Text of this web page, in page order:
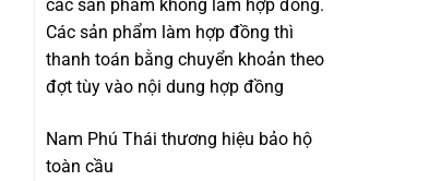
các sản phẩm không làm hợp đồng.
Các sản phẩm làm hợp đồng thì
thanh toán bằng chuyển khoản theo
đợt tùy vào nội dung hợp đồng
Nam Phú Thái thương hiệu bảo hộ
toàn cầu